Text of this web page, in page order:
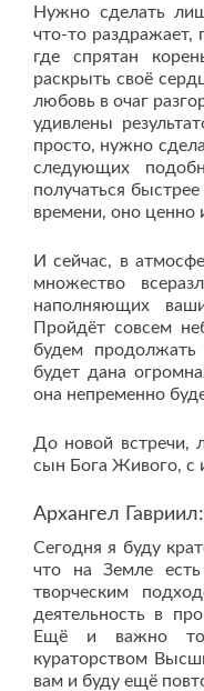
Нужно сделать
что-то раздражает,
где спрятан
раскрыть своё
любовь в очаг
удивлены
просто, нужно
следующих
получаться
времени, оно ценно
И сейчас, в
множество
наполняющих
Пройдёт совсем
будем
будет дана
она непременно
До новой встречи,
сын Бога Живого, с
Архангел Гавриил:
Сегодня я буду
что на Земле
творческим
деятельность в
Ещё и важно
кураторством
вам и буду ещё